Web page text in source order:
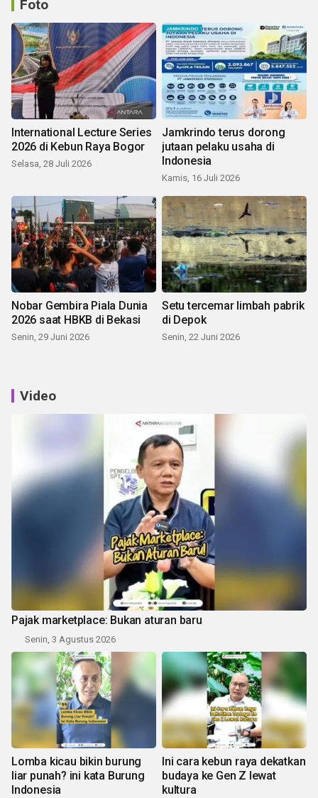
Foto
International Lecture Series
2026 di Kebun Raya Bogor
Selasa, 28 Juli 2026
Jamkrindo terus dorong
jutaan pelaku usaha di
Indonesia
Kamis, 16 Juli 2026
Nobar Gembira Piala Dunia
2026 saat HBKB di Bekasi
Senin, 29 Juni 2026
Setu tercemar limbah pabrik
di Depok
Senin, 22 Juni 2026
Video
Pajak marketplace: Bukan aturan baru
Senin, 3 Agustus 2026
Lomba kicau bikin burung
liar punah? ini kata Burung
Indonesia
Ini cara kebun raya dekatkan
budaya ke Gen Z lewat
kultura